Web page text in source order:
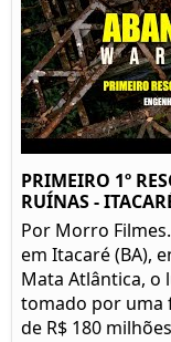
PRIMEIRO 1º
RUÍNAS -
Por Morro
em Itacaré (BA),
Mata Atlântica, o
tomado por uma
de R$ 180